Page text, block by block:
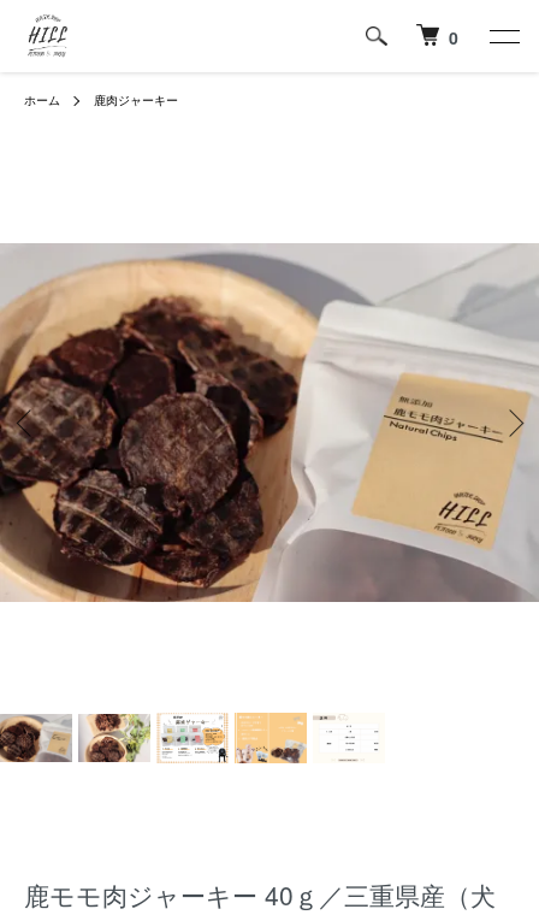
0
ホーム 鹿肉ジャーキー
鹿モモ肉ジャーキー 40ｇ／三重県産（犬